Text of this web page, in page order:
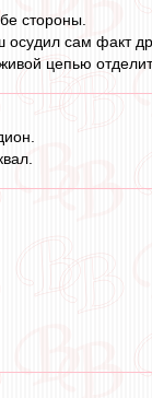
стороны.
сам факт
цепью